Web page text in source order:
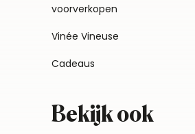
voorverkopen
Vinée Vineuse
Cadeaus
Bekijk ook